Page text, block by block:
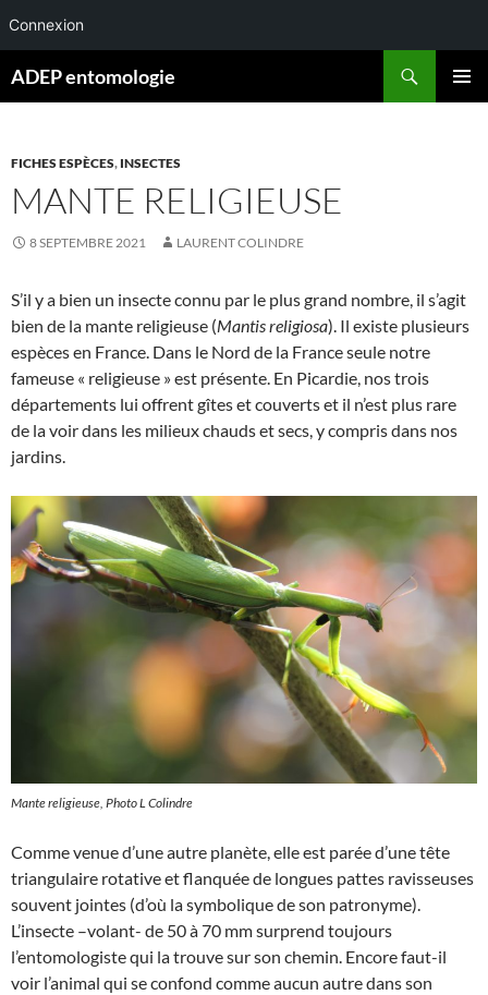
Connexion
auADEP entomologie
FICHES ESPÈCES, INSECTES
MANTE RELIGIEUSE
8 SEPTEMBRE 2021 LAURENT COLINDRE
S’il y a bien un insecte connu par le plus grand nombre, il s’agit
bien de la mante religieuse (Mantis religiosa). Il existe plusieurs
espèces en France. Dans le Nord de la France seule notre
fameuse « religieuse » est présente. En Picardie, nos trois
départements lui offrent gîtes et couverts et il n’est plus rare
de la voir dans les milieux chauds et secs, y compris dans nos
jardins.
Mante religieuse, Photo L Colindre
Comme venue d’une autre planète, elle est parée d’une tête
triangulaire rotative et flanquée de longues pattes ravisseuses
souvent jointes (d’où la symbolique de son patronyme).
L’insecte –volant- de 50 à 70 mm surprend toujours
l’entomologiste qui la trouve sur son chemin. Encore faut-il
voir l’animal qui se confond comme aucun autre dans son